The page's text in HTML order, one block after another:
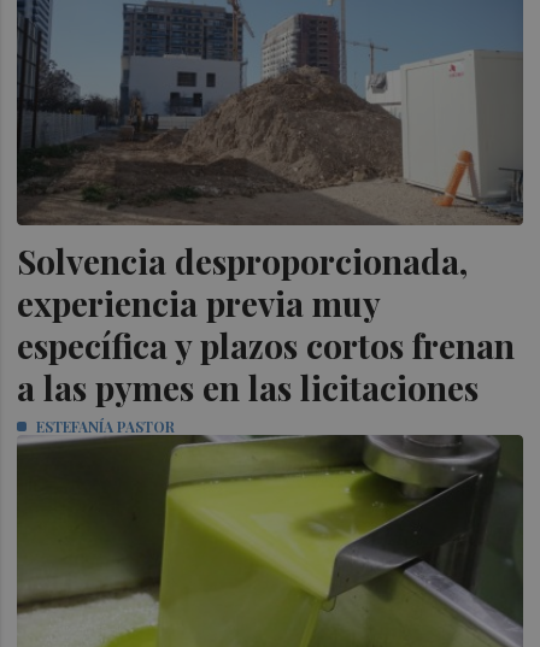
Solvencia desproporcionada,
experiencia previa muy
específica y plazos cortos frenan
a las pymes en las licitaciones
ESTEFANÍA PASTOR